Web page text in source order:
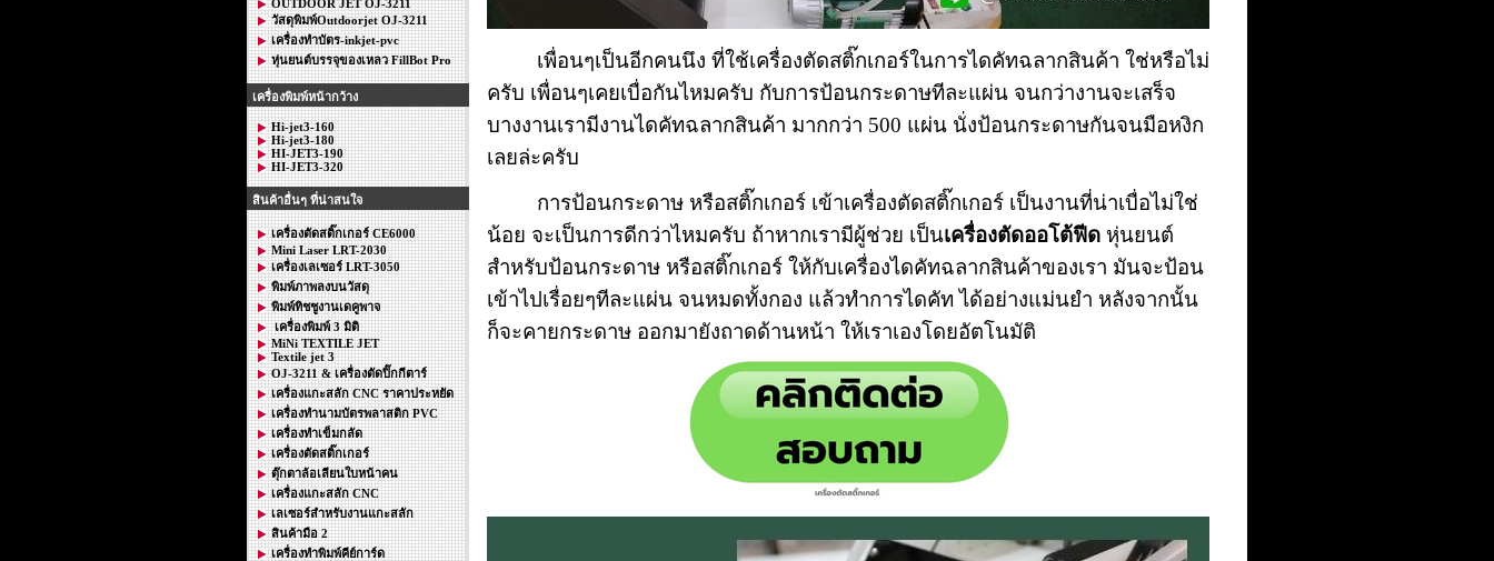
OUTDOOR JET OJ-3211
วัสดุพิมพ์Outdoorjet OJ-3211
เครื่องทำบัตร-inkjet-pvc
หุ่นยนต์บรรจุของเหลว FillBot Pro
เครื่องพิมพ์หน้ากว้าง
Hi-jet3-160
Hi-jet3-180
HI-JET3-190
HI-JET3-320
สินค้าอื่นๆ ที่น่าสนใจ
เครื่องตัดสติ๊กเกอร์ CE6000
Mini Laser LRT-2030
เครื่องเลเซอร์ LRT-3050
พิมพ์ภาพลงบนวัสดุ
พิมพ์ทิชชูงานเดคูพาจ
เครื่องพิมพ์ 3 มิติ
MiNi TEXTILE JET
Textile jet 3
OJ-3211 & เครื่องตัดปิ๊กกีตาร์
เครื่องแกะสลัก CNC ราคาประหยัด
เครื่องทำนามบัตรพลาสติก PVC
เครื่องทำเข็มกลัด
เครื่องตัดสติ๊กเกอร์
ตุ๊กตาล้อเลียนใบหน้าคน
เครื่องแกะสลัก CNC
เลเซอร์สำหรับงานแกะสลัก
สินค้ามือ 2
เครื่องทำพิมพ์คีย์การ์ด
เพื่อนๆเป็นอีกคนนึง ที่ใช้เครื่องตัดสติ๊กเกอร์ในการไดคัทฉลากสินค้า ใช่หรือไม่
ครับ เพื่อนๆเคยเบื่อกันไหมครับ กับการป้อนกระดาษทีละแผ่น จนกว่างานจะเสร็จ
บางงานเรามีงานไดคัทฉลากสินค้า มากกว่า 500 แผ่น นั่งป้อนกระดาษกันจนมือหงิก
เลยล่ะครับ
การป้อนกระดาษ หรือสติ๊กเกอร์ เข้าเครื่องตัดสติ๊กเกอร์ เป็นงานที่น่าเบื่อไม่ใช่
น้อย จะเป็นการดีกว่าไหมครับ ถ้าหากเรามีผู้ช่วย เป็นเครื่องตัดออโต้ฟีด หุ่นยนต์
สำหรับป้อนกระดาษ หรือสติ๊กเกอร์ ให้กับเครื่องไดคัทฉลากสินค้าของเรา มันจะป้อน
เข้าไปเรื่อยๆทีละแผ่น จนหมดทั้งกอง แล้วทำการไดคัท ได้อย่างแม่นยำ หลังจากนั้น
ก็จะคายกระดาษ ออกมายังถาดด้านหน้า ให้เราเองโดยอัตโนมัติ